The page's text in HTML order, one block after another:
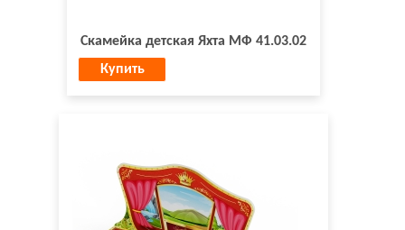
Скамейка детская Яхта МФ 41.03.02
Купить